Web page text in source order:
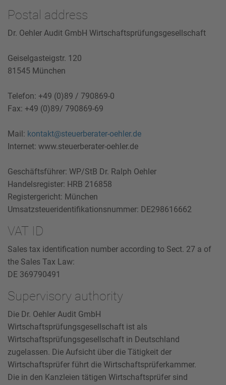
Postal address
Dr. Oehler Audit GmbH Wirtschaftsprüfungsgesellschaft
Geiselgasteigstr. 120
81545 München
Telefon: +49 (0)89 / 790869-0
Fax: +49 (0)89/ 790869-69
Mail: kontakt@steuerberater-oehler.de
Internet: www.steuerberater-oehler.de
Geschäftsführer: WP/StB Dr. Ralph Oehler
Handelsregister: HRB 216858
Registergericht: München
Umsatzsteueridentifikationsnummer: DE298616662
VAT ID
Sales tax identification number according to Sect. 27 a of
the Sales Tax Law:
DE 369790491
Supervisory authority
Die Dr. Oehler Audit GmbH
Wirtschaftsprüfungsgesellschaft ist als
Wirtschaftsprüfungsgesellschaft in Deutschland
zugelassen. Die Aufsicht über die Tätigkeit der
Wirtschaftsprüfer führt die Wirtschaftsprüferkammer.
Die in den Kanzleien tätigen Wirtschaftsprüfer sind